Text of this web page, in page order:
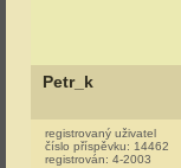
Petr_k
registrovaný uživatel
číslo příspěvku: 14462
registrován: 4-2003